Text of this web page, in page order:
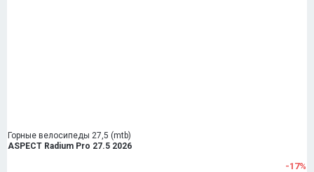
Горные велосипеды 27,5 (mtb)
ASPECT Radium Pro 27.5 2026
-17%